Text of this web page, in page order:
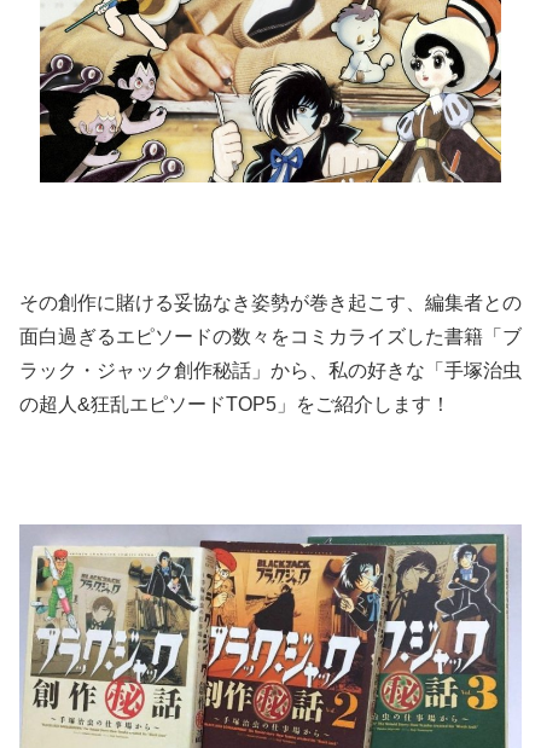
その創作に賭ける妥協なき姿勢が巻き起こす、編集者との
面白過ぎるエピソードの数々をコミカライズした書籍「ブ
ラック・ジャック創作秘話」から、私の好きな「手塚治虫
の超人&狂乱エピソードTOP5」をご紹介します！